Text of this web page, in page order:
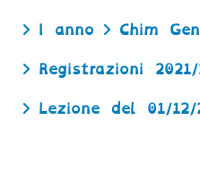
I anno Chim
Registrazioni 2021/
Lezione del 01/12/